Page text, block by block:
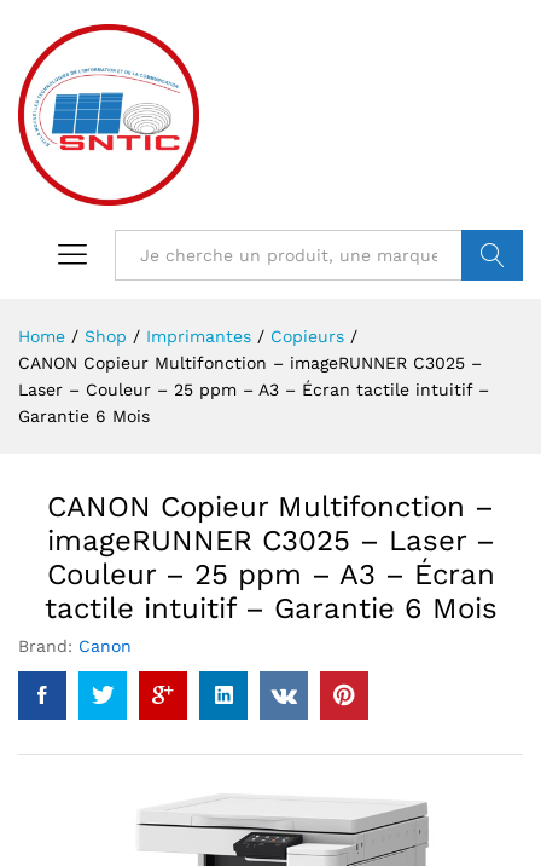
Home / Shop / Imprimantes / Copieurs /
CANON Copieur Multifonction – imageRUNNER C3025 –
Laser – Couleur – 25 ppm – A3 – Écran tactile intuitif –
Garantie 6 Mois
CANON Copieur Multifonction –
imageRUNNER C3025 – Laser –
Couleur – 25 ppm – A3 – Écran
tactile intuitif – Garantie 6 Mois
Brand: Canon